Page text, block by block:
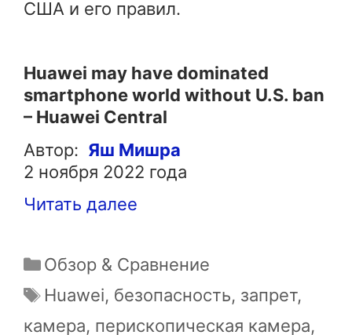
США и его правил.
Huawei may have dominated
smartphone world without U.S. ban
– Huawei Central
Автор: Яш Мишра
2 ноября 2022 года
Читать далее
Рубрики
Обзор & Сравнение
Метки
Huawei, безопасность, запрет,
камера, перископическая камера,